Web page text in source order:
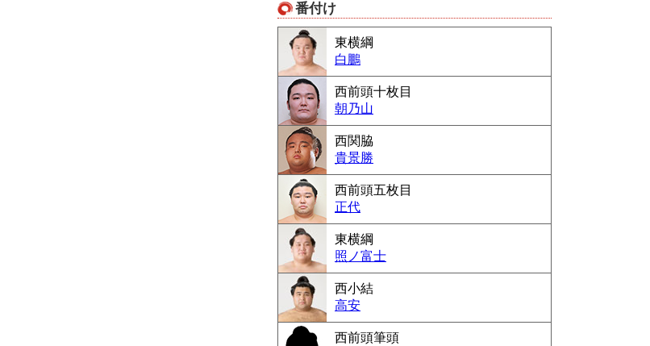
Powered by livedoor 相互RSS
番付け
東横綱
白鵬
西前頭十枚目
朝乃山
西関脇
貴景勝
西前頭五枚目
正代
東横綱
照ノ富士
西小結
高安
西前頭筆頭